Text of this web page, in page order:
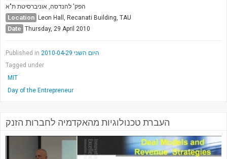
הפק' להנדסה, אוניברסיטת ת"א
Location Leon Hall, Recanati Building, TAU
Date Thursday, 29 April 2010
Published in
היום השני 2010-04-29
Tagged under
MIT
Day of the Entrepreneur
העברת טכנולוגיות מהאקדמיה לחברות הזנק